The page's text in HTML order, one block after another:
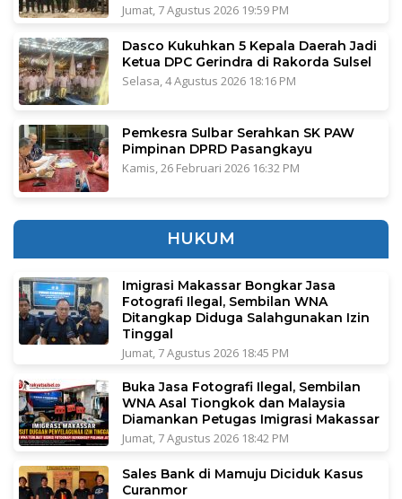
Jumat, 7 Agustus 2026 19:59 PM
Dasco Kukuhkan 5 Kepala Daerah Jadi
Ketua DPC Gerindra di Rakorda Sulsel
Selasa, 4 Agustus 2026 18:16 PM
Pemkesra Sulbar Serahkan SK PAW
Pimpinan DPRD Pasangkayu
Kamis, 26 Februari 2026 16:32 PM
HUKUM
Imigrasi Makassar Bongkar Jasa
Fotografi Ilegal, Sembilan WNA
Ditangkap Diduga Salahgunakan Izin
Tinggal
Jumat, 7 Agustus 2026 18:45 PM
Buka Jasa Fotografi Ilegal, Sembilan
WNA Asal Tiongkok dan Malaysia
Diamankan Petugas Imigrasi Makassar
Jumat, 7 Agustus 2026 18:42 PM
Sales Bank di Mamuju Diciduk Kasus
Curanmor